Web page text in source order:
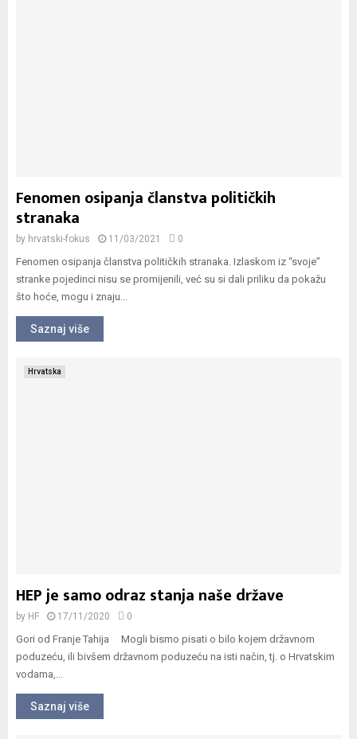
Fenomen osipanja članstva političkih
stranaka
by hrvatski-fokus 11/03/2021 0
Fenomen osipanja članstva političkih stranaka. Izlaskom iz “svoje”
stranke pojedinci nisu se promijenili, već su si dali priliku da pokažu
što hoće, mogu i znaju...
Saznaj više
Hrvatska
HEP je samo odraz stanja naše države
by HF 17/11/2020 0
Gori od Franje Tahija Mogli bismo pisati o bilo kojem državnom
poduzeću, ili bivšem državnom poduzeću na isti način, tj. o Hrvatskim
vodama,...
Saznaj više